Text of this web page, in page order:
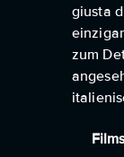
giusta
zum